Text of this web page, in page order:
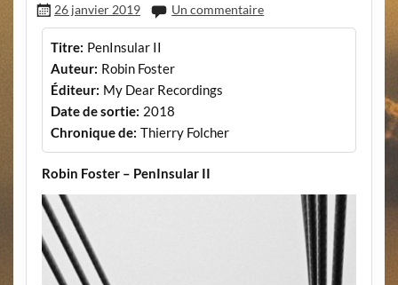
26 janvier 2019 Un commentaire
Titre: PenInsular II
Auteur: Robin Foster
Éditeur: My Dear Recordings
Date de sortie: 2018
Chronique de: Thierry Folcher
Robin Foster – PenInsular II